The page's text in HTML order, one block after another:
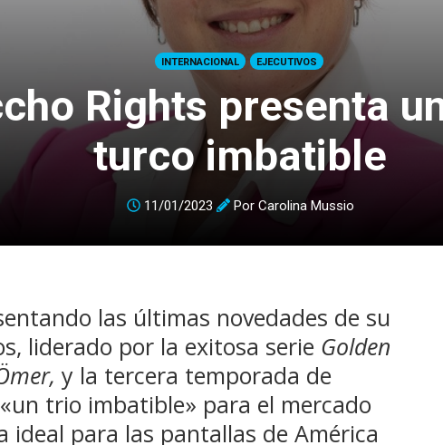
INTERNACIONAL EJECUTIVOS
Rights presenta
turco imbatible
11/01/2023 Por Carolina Mussio
las últimas novedades de su
liderado por la exitosa serie Golden
y la tercera temporada de
trio imbatible» para el mercado
ideal para las pantallas de América